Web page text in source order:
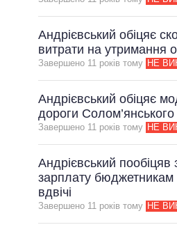
Андрієвський обіцяє
витрати на утримання
Завершено 11 рокiв тому НЕ
Андрієвський обіцяє
дороги
Завершено 11 рокiв тому НЕ
Андрієвський пообіцяв
зарплату
вдвічі
Завершено 11 рокiв тому НЕ